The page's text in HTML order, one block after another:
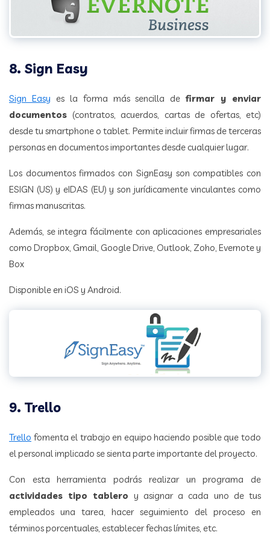
8. Sign Easy
Sign Easy es la forma más sencilla defirmar y enviar
documentos (contratos, acuerdos, cartas de ofertas, etc)
desde tu smartphone o tablet. Permite incluir firmas de terceras
personas en documentos importantes desde cualquier lugar.
Los documentos firmados con SignEasy son compatibles con
ESIGN (US) y eIDAS (EU) y son jurídicamente vinculantes como
firmas manuscritas.
Además, se integra fácilmente con aplicaciones empresariales
como Dropbox, Gmail, Google Drive, Outlook, Zoho, Evernote y
Box
Disponible en iOS y Android.
9. Trello
Trello fomenta el trabajo en equipo haciendo posible que todo
el personal implicado se sienta parte importante del proyecto.
Con esta herramienta podrás realizar un programa de
actividades tipo tablero y asignar a cada uno de tus
empleados una tarea, hacer seguimiento del proceso en
términos porcentuales, establecer fechas límites, etc.